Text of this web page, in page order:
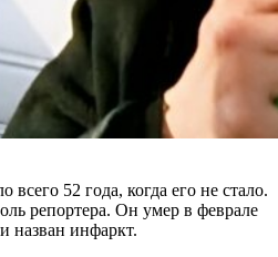
52 года, когда его не стало.
репортера. Он умер в феврале
назван инфаркт.